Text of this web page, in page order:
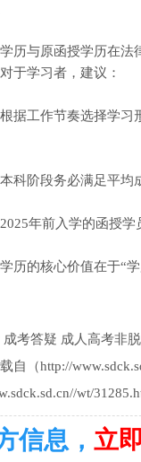
与原函授学历在法
于学习者，建议：
工作节奏选择学习
阶段务必满足平均
年前入学的函授学
的核心价值在于“学
成考答疑 成人高考非
自（http://
wt/
信息， 立